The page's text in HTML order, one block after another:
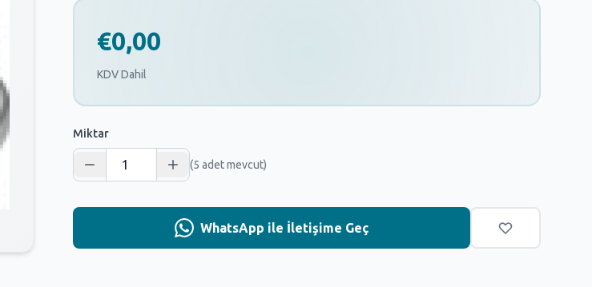
€0,00
KDV Dahil
Miktar
(5 adet mevcut)
WhatsApp ile İletişime Geç